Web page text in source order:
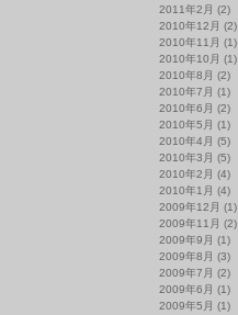
2011年2月 (2)
2010年12月 (2)
2010年11月 (1)
2010年10月 (1)
2010年8月 (2)
2010年7月 (1)
2010年6月 (2)
2010年5月 (1)
2010年4月 (5)
2010年3月 (5)
2010年2月 (4)
2010年1月 (4)
2009年12月 (1)
2009年11月 (2)
2009年9月 (1)
2009年8月 (3)
2009年7月 (2)
2009年6月 (1)
2009年5月 (1)